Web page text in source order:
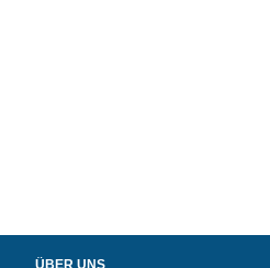
ÜBER UNS